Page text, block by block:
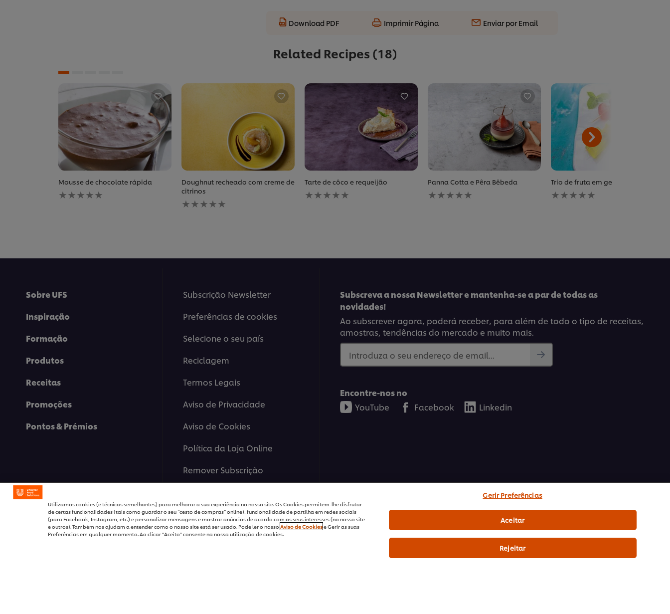
Download PDF Imprimir Página Enviar por Email
Related Recipes (18)
Mousse de chocolate rápida
Nenhuma
avaliação
Doughnut recheado com creme de
citrinos
Nenhuma
avaliação
Tarte de côco e requeijão
Nenhuma
avaliação
Panna Cotta e Pêra Bêbeda
Nenhuma
avaliação
Trio de fruta em gelatina
Nenhuma
avaliação
Sobre UFS
Inspiração
Formação
Produtos
Receitas
Promoções
Pontos & Prémios
Subscrição Newsletter
Preferências de cookies
Selecione o seu país
Reciclagem
Termos Legais
Aviso de Privacidade
Aviso de Cookies
Política da Loja Online
Remover Subscrição
Contacte-nos
suporte.ufs@unilever.com
Subscreva a nossa Newsletter e mantenha-se a par de todas as
novidades!
Ao subscrever agora, poderá receber, para além de todo o tipo de receitas,
amostras, tendências do mercado e muito mais.
Introduza o seu endereço de email...
Encontre-nos no
YouTube
Facebook Linkedin
Utilizamos cookies (e técnicas semelhantes) para melhorar a sua experiência no nosso site. Os Cookies permitem-lhe disfrutar
de certas funcionalidades (tais como guardar o seu “cesto de compras” online), funcionalidade de partilha em redes sociais
(para Facebook, Instagram, etc.) e personalizar mensagens e mostrar anúncios de acordo com os seus interesses (no nosso site
e outros). Também nos ajudam a entender como o nosso site está ser usado. Pode ler o nosso Aviso de Cookiese Gerir as suas
Preferências em qualquer momento. Ao clicar “Aceito” consente na nossa utilização de cookies.
Gerir Preferências
Rejeitar
Aceitar